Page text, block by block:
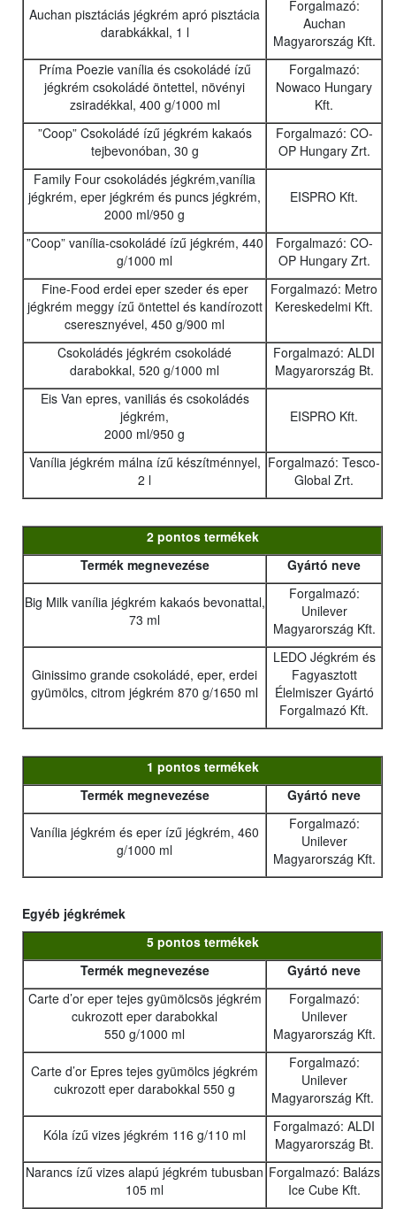
Auchan pisztáciás jégkrém apró pisztácia
darabkákkal, 1 l
Forgalmazó:
Auchan
Magyarország Kft.
Príma Poezie vanília és csokoládé ízű
jégkrém csokoládé öntettel, növényi
zsiradékkal, 400 g/1000 ml
Forgalmazó:
Nowaco Hungary
Kft.
”Coop” Csokoládé ízű jégkrém kakaós
tejbevonóban, 30 g
Forgalmazó: CO-
OP Hungary Zrt.
Family Four csokoládés jégkrém,vanília
jégkrém, eper jégkrém és puncs jégkrém,
2000 ml/950 g
EISPRO Kft.
”Coop” vanília-csokoládé ízű jégkrém, 440
g/1000 ml
Forgalmazó: CO-
OP Hungary Zrt.
Fine-Food erdei eper szeder és eper
jégkrém meggy ízű öntettel és kandírozott
cseresznyével, 450 g/900 ml
Forgalmazó: Metro
Kereskedelmi Kft.
Csokoládés jégkrém csokoládé
darabokkal, 520 g/1000 ml
Forgalmazó: ALDI
Magyarország Bt.
Eis Van epres, vaniliás és csokoládés
jégkrém,
2000 ml/950 g
EISPRO Kft.
Vanília jégkrém málna ízű készítménnyel,
2 l
Forgalmazó: Tesco-
Global Zrt.
2 pontos termékek
Termék megnevezése
Gyártó neve
Big Milk vanília jégkrém kakaós bevonattal,
73 ml
Forgalmazó:
Unilever
Magyarország Kft.
Ginissimo grande csokoládé, eper, erdei
gyümölcs, citrom jégkrém 870 g/1650 ml
LEDO Jégkrém és
Fagyasztott
Élelmiszer Gyártó
Forgalmazó Kft.
1 pontos termékek
Termék megnevezése
Gyártó neve
Vanília jégkrém és eper ízű jégkrém, 460
g/1000 ml
Forgalmazó:
Unilever
Magyarország Kft.
Egyéb jégkrémek
5 pontos termékek
Termék megnevezése
Gyártó neve
Carte d’or eper tejes gyümölcsös jégkrém
cukrozott eper darabokkal
550 g/1000 ml
Forgalmazó:
Unilever
Magyarország Kft.
Carte d’or Epres tejes gyümölcs jégkrém
cukrozott eper darabokkal 550 g
Forgalmazó:
Unilever
Magyarország Kft.
Kóla ízű vizes jégkrém 116 g/110 ml
Forgalmazó: ALDI
Magyarország Bt.
Narancs ízű vizes alapú jégkrém tubusban
105 ml
Forgalmazó: Balázs
Ice Cube Kft.